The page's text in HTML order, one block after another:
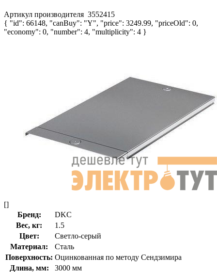
Артикул производителя 3552415
{ "id": 66148, "canBuy": "Y", "price": 3249.99, "priceOld": 0,
"economy": 0, "number": 4, "multiplicity": 4 }
[]
Бренд:
DKC
Вес, кг:
1.5
Цвет:
Светло-серый
Материал:
Сталь
Поверхность: Оцинкованная по методу Сендзимира
Длина, мм:
3000 мм